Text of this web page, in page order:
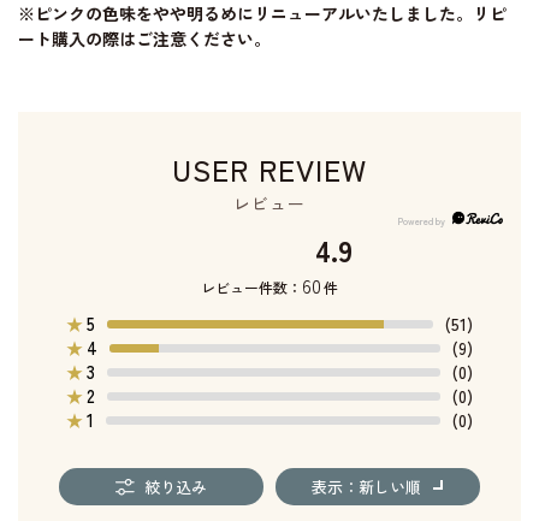
※ピンクの色味をやや明るめにリニューアルいたしました。リピ
ート購入の際はご注意ください。
USER REVIEW
レビュー
4.9
レビュー件数： 60件
★5
(51)
★ 4
(9)
★3
(0)
★2
(0)
★1 (0)
絞り込み 表示：新しい順